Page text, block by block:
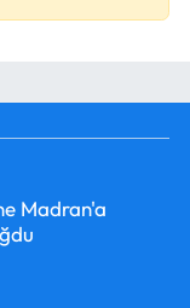
Madran'a